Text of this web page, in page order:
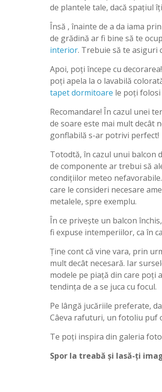
de plantele tale, dacă spațiul
Însă , înainte de a da iama
de grădină ar fi bine să te
interior. Trebuie să te asiguri
Apoi, poți începe cu
poți apela la o lavabilă
tapet dormitoare le poți folosi
Recomandare! În cazul unei
de soare este mai mult decât
gonflabilă s-ar potrivi perfect!
Totodtă, în cazul unui balcon
de componente ar trebui să
condiţiilor meteo
care le consideri necesare
metalele, spre exemplu.
În ce privește un balcon
fi expuse intemperiilor, ca în
Ține cont că vine vara, prin
mult decât necesară. Iar
modele pe piață din care poți
tendința de a se juca cu focul.
Pe lângă jucăriile preferate,
Câeva rafuturi, un fotoliu puf
Te poți inspira din galeria
Spor la treabă și lasă-ți